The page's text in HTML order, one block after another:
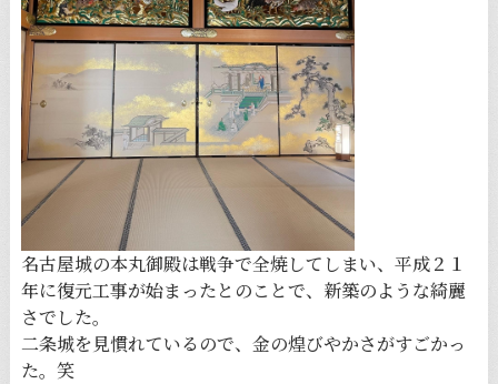
名古屋城の本丸御殿は戦争で全焼してしまい、平成２１
年に復元工事が始まったとのことで、新築のような綺麗
さでした。
二条城を見慣れているので、金の煌びやかさがすごかっ
た。笑